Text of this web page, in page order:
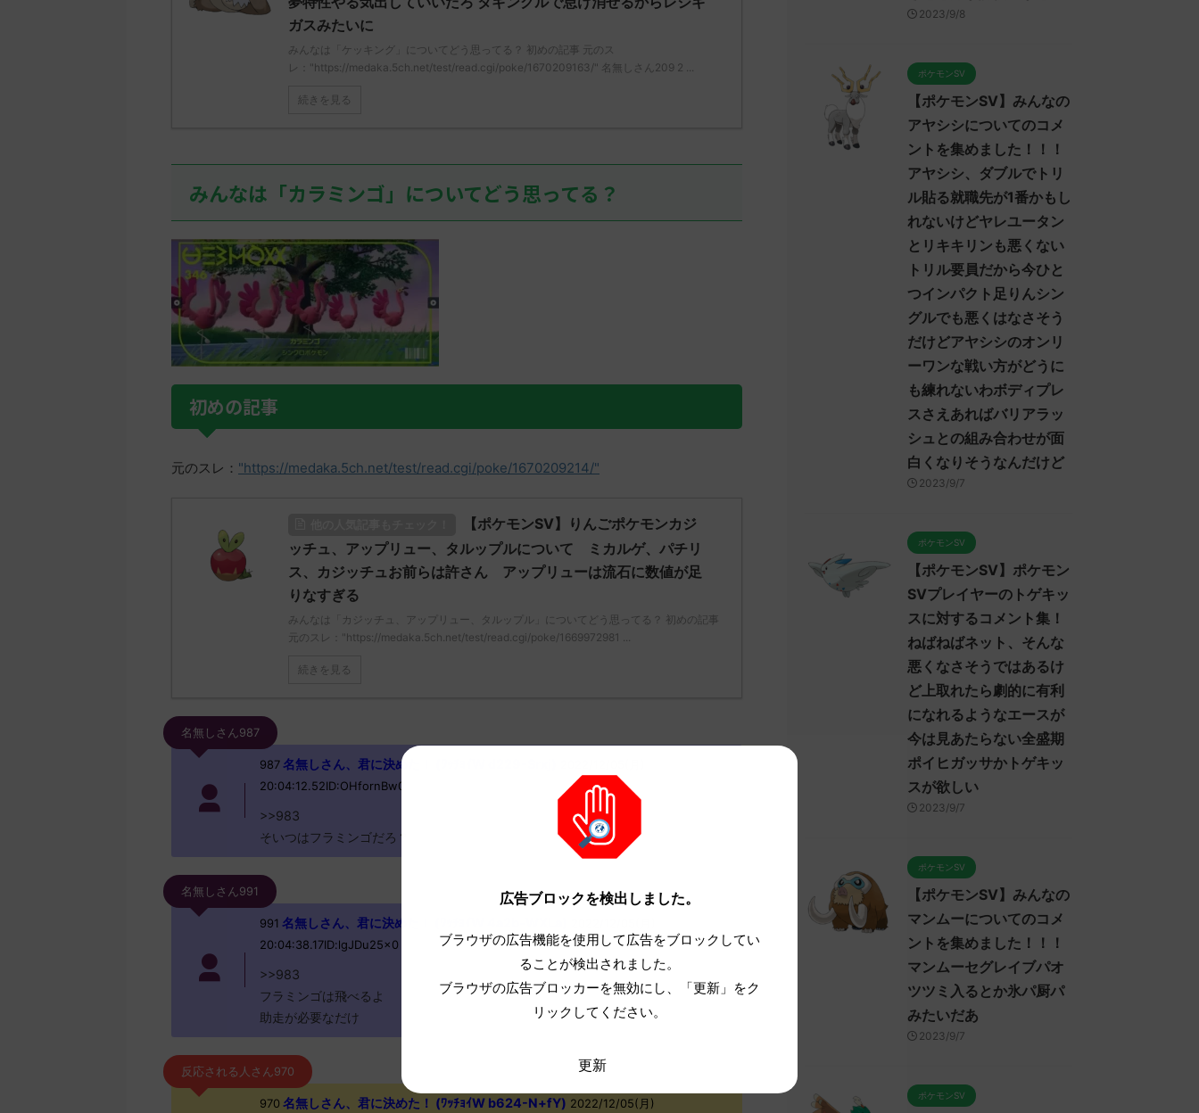
ョンでも何でもないのにただただ
ダグトリオと同じ種族値で弱くさ
れたウミトリオオとかもな 名無し
さん0702 0702 名無しさん、君に
01:07:00.69ID:oUI00NrJ0 エクス
る 名無しさん0971 0971 名無しさ
ん、君に決めた！ (ﾜｯﾁｮｲW b524-
Sa69-sI2x) 2023/06/27(火)
覚え忘れたガッサさんあくびを覚
え忘れたラウドボーンさん (´・
みんなは「アヤシシ」についてど
/read.cgi/poke/1685459114/" 反応
される人さん0055 0055 名無しさ
ん、君に決めた！ (ｽｯﾌﾟ Sdbf-
mLoM) 2023/05/31(水)
07:36:52.19ID:+/6UvhFfd ヒスイ
リージョンを輸送するために、久
しぶりにヒスイの地に踏み入れ
て、アヤシシ様でアイキャンフラ
イして目の前が真っ暗になる人、
そこそこいるだろうな… 名無しさ
される人さん0919 0919 名無しさ
23:53:19.96ID:X6LFL4hoM なんで
トゲキッスちゃんをパルデアに入
れてくんないの酷い 反応される人
さん0938 0938 名無しさん、君に
決めた！ (ｽﾌﾟｯｯ Sdbf-EFSw) ...
ガスみたいに
みんなは「ケッキング」についてどう思ってる？ 初めの記事 元のス
レ："https://medaka.5ch.net/test/read.cgi/poke/1670209163/" 名無しさん209 2 ...
続きを見る
みんなは「カラミンゴ」についてどう思ってる？
初めの記事
元のスレ： "https://medaka.5ch.net/test/read.cgi/poke/1670209214/"
【ポケモンSV】りんごポケモンカジ
ッチュ、アップリュー、タルップルについて ミカルゲ、パチリ
ス、カジッチュお前らは許さん アップリューは流石に数値が足
りなすぎる
みんなは「カジッチュ、アップリュー、タルップル」についてどう思ってる？ 初めの記事
元のスレ："https://medaka.5ch.net/test/read.cgi/poke/1669972981 ...
続きを見る
名無しさん987
987名無しさん、君に決めた！ (ﾜｯﾁｮｲW d229-Srxj)
20:04:12.52ID:OHfornBw0
>>983
そいつはフラミンゴだろ？
名無しさん991
991 名無しさん、君に決めた！ (ﾜｯﾁｮｲW 4a2b-WXLa)
20:04:38.17ID:lgJDu25x0
>>983
フラミンゴは飛べるよ
助走が必要なだけ
反応される人さん970
970 名無しさん、君に決めた！ (ﾜｯﾁｮｲW b624-N+fY) 2022/12/05(月)
2023/9/8
ポケモンSV
【ポケモンSV】みんなの
アヤシシについてのコメ
ントを集めました！！！
アヤシシ、ダブルでトリ
ル貼る就職先が1番かもし
れないけどヤレユータン
とリキキリンも悪くない
トリル要員だから今ひと
つインパクト足りんシン
グルでも悪くはなさそう
だけどアヤシシのオンリ
ーワンな戦い方がどうに
も練れないわボディプレ
スさえあればバリアラッ
シュとの組み合わせが面
白くなりそうなんだけど
2023/9/7
ポケモンSV
【ポケモンSV】ポケモン
SVプレイヤーのトゲキッ
スに対するコメント集！
ねばねばネット、そんな
悪くなさそうではあるけ
ど上取れたら劇的に有利
になれるようなエースが
今は見あたらない全盛期
ポイヒガッサかトゲキッ
スが欲しい
2023/9/7
ポケモンSV
【ポケモンSV】みんなの
マンムーについてのコメ
ントを集めました！！！
マンムーセグレイブパオ
ツツミ入るとか氷パ厨パ
みたいだあ
2023/9/7
ポケモンSV
広告ブロックを検出しました。
ブラウザの広告機能を使用して広告をブロックしてい
ることが検出されました。
ブラウザの広告ブロッカーを無効にし、「更新」をク
リックしてください。
更新